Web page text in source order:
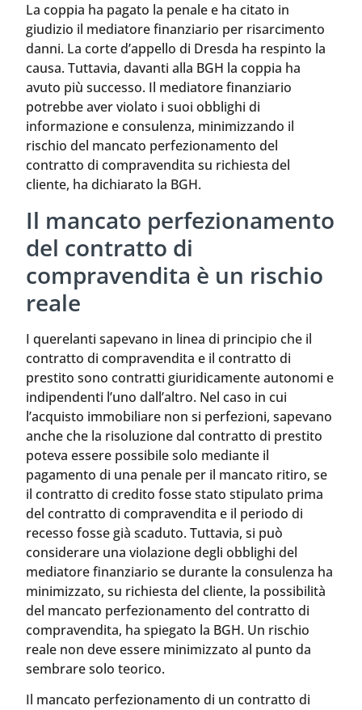
La coppia ha pagato la penale e ha citato in
giudizio il mediatore finanziario per risarcimento
danni. La corte d’appello di Dresda ha respinto la
causa. Tuttavia, davanti alla BGH la coppia ha
avuto più successo. Il mediatore finanziario
potrebbe aver violato i suoi obblighi di
informazione e consulenza, minimizzando il
rischio del mancato perfezionamento del
contratto di compravendita su richiesta del
cliente, ha dichiarato la BGH.
Il mancato perfezionamento
del contratto di
compravendita è un rischio
reale
I querelanti sapevano in linea di principio che il
contratto di compravendita e il contratto di
prestito sono contratti giuridicamente autonomi e
indipendenti l’uno dall’altro. Nel caso in cui
l’acquisto immobiliare non si perfezioni, sapevano
anche che la risoluzione dal contratto di prestito
poteva essere possibile solo mediante il
pagamento di una penale per il mancato ritiro, se
il contratto di credito fosse stato stipulato prima
del contratto di compravendita e il periodo di
recesso fosse già scaduto. Tuttavia, si può
considerare una violazione degli obblighi del
mediatore finanziario se durante la consulenza ha
minimizzato, su richiesta del cliente, la possibilità
del mancato perfezionamento del contratto di
compravendita, ha spiegato la BGH. Un rischio
reale non deve essere minimizzato al punto da
sembrare solo teorico.
Il mancato perfezionamento di un contratto di